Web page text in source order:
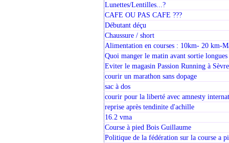
Lunettes/Lentilles...?
CAFE OU PAS CAFE ???
Débutant déçu
Chaussure / short
Alimentation en courses : 10km- 20 km-
Quoi manger le matin avant sortie
Eviter le magasin Passion Running à
courir un marathon sans dopage
sac à dos
courir pour la liberté avec amnesty
reprise après tendinite d'achille
16.2 vma
Course à pied Bois Guillaume
Politique de la fédération sur la course a